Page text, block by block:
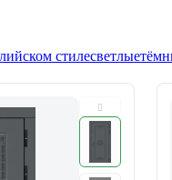
стилесветлые